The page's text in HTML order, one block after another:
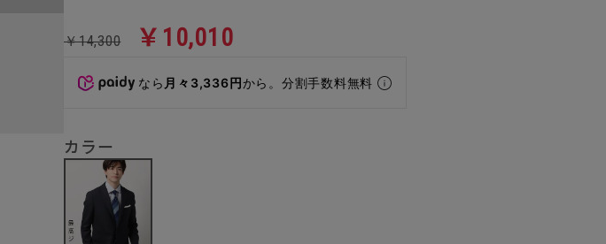
￥14,300 ￥10,010
なら 月々3,336円から。分割手数料無料
カラー